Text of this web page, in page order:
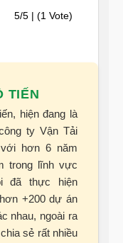
5/5 | (1 Vote)
TIẾN
hiện đang là
ty Vận Tải
hơn 6 năm
trong lĩnh vực
đã thực hiện
+200 dự án
nhau, ngoài ra
sẻ rất nhiều